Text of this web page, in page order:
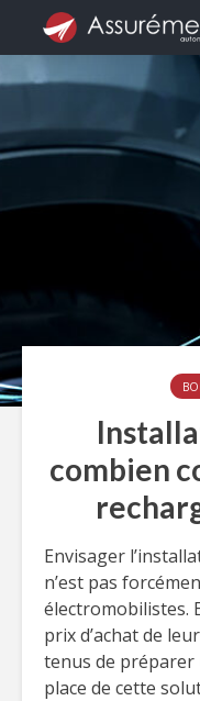
combien
Envisager
n’est pas
électromobilistes.
prix d’achat de
tenus de préparer
place de cette